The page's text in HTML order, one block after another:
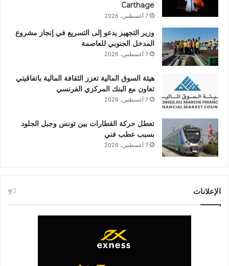
Carthage
7 أغسطس، 2026
وزير التجهيز يدعو إلى التسريع في إنجاز مشروع
المدخل الجنوبي للعاصمة
7 أغسطس، 2026
هيئة السوق المالية تعزز الثقافة المالية باتفاقيتي
تعاون مع البنك المركزي الفرنسي
7 أغسطس، 2026
تعطل حركة القطارات بين تونس وجبل الجلود
بسبب عطب فني
7 أغسطس، 2026
الإعلانات